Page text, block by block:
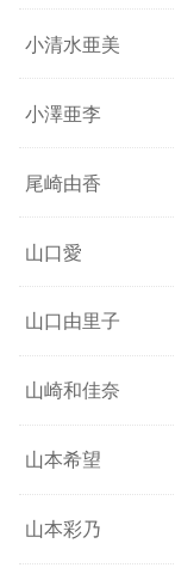
小清水亜美
小澤亜李
尾崎由香
山口愛
山口由里子
山崎和佳奈
山本希望
山本彩乃